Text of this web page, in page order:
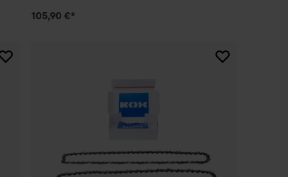
105,90 €*